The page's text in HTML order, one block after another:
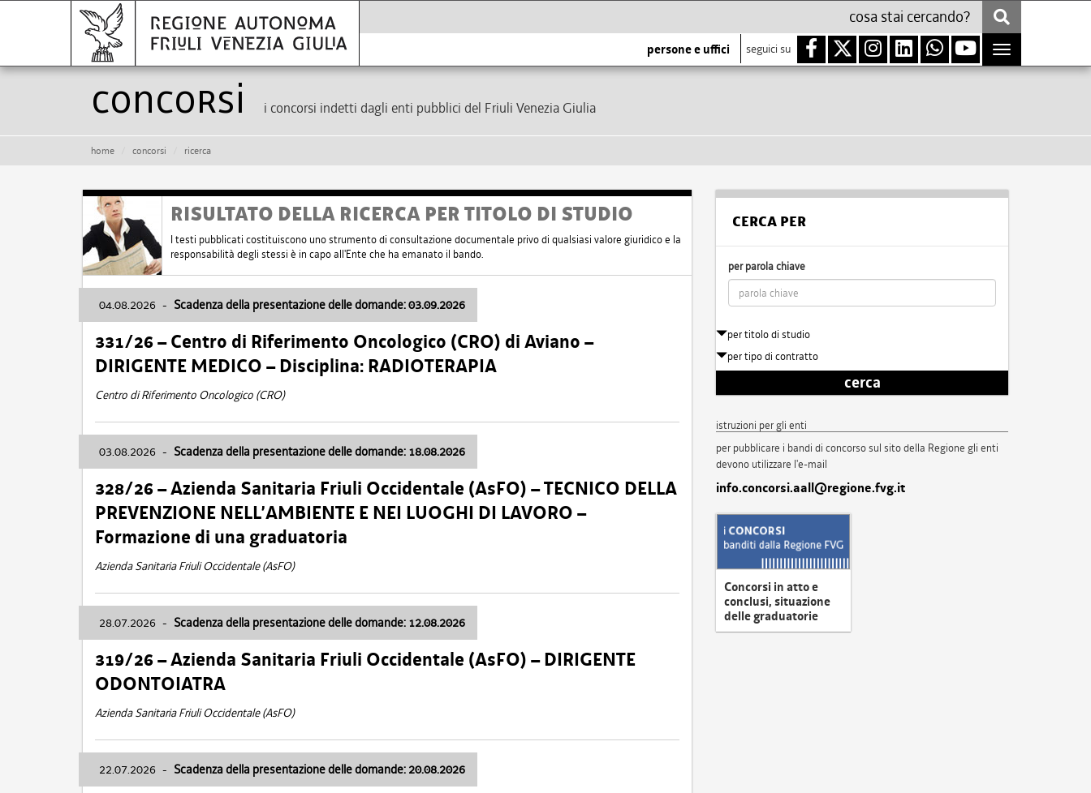
persone e uffici seguici su
Toggle
navigation
Concorsi i concorsi indetti dagli enti pubblici del Friuli Venezia Giulia
home concorsi ricerca
RISULTATO DELLA RICERCA PER TITOLO DI STUDIO
I testi pubblicati costituiscono uno strumento di consultazione documentale privo di qualsiasi valore giuridico e la
responsabilità degli stessi è in capo all'Ente che ha emanato il bando.
04.08.2026 - Scadenza della presentazione delle domande: 03.09.2026
331/26 – Centro di Riferimento Oncologico (CRO) di Aviano –
DIRIGENTE MEDICO – Disciplina: RADIOTERAPIA
Centro di Riferimento Oncologico (CRO)
03.08.2026 - Scadenza della presentazione delle domande: 18.08.2026
328/26 – Azienda Sanitaria Friuli Occidentale (AsFO) – TECNICO DELLA
PREVENZIONE NELL’AMBIENTE E NEI LUOGHI DI LAVORO –
Formazione di una graduatoria
Azienda Sanitaria Friuli Occidentale (AsFO)
28.07.2026 - Scadenza della presentazione delle domande: 12.08.2026
319/26 – Azienda Sanitaria Friuli Occidentale (AsFO) – DIRIGENTE
ODONTOIATRA
Azienda Sanitaria Friuli Occidentale (AsFO)
22.07.2026 - Scadenza della presentazione delle domande: 20.08.2026
CERCA PER
per parola chiave
per titolo di studio
per tipo di contratto
cerca
istruzioni per gli enti
per pubblicare i bandi di concorso sul sito della Regione gli enti
devono utilizzare l'e-mail
info.concorsi.aall@regione.fvg.it
Concorsi in atto e
conclusi, situazione
delle graduatorie